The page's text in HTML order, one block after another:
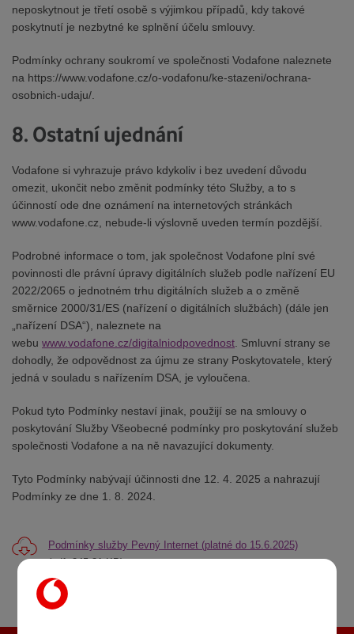
neposkytnout je třetí osobě s výjimkou případů, kdy takové
poskytnutí je nezbytné ke splnění účelu smlouvy.
Podmínky ochrany soukromí ve společnosti Vodafone naleznete
na https://www.vodafone.cz/o-vodafonu/ke-stazeni/ochrana-
osobnich-udaju/.
8. Ostatní ujednání
Vodafone si vyhrazuje právo kdykoliv i bez uvedení důvodu
omezit, ukončit nebo změnit podmínky této Služby, a to s
účinností ode dne oznámení na internetových stránkách
www.vodafone.cz, nebude-li výslovně uveden termín pozdější.
Podrobné informace o tom, jak společnost Vodafone plní své
povinnosti dle právní úpravy digitálních služeb podle nařízení EU
2022/2065 o jednotném trhu digitálních služeb a o změně
směrnice 2000/31/ES (nařízení o digitálních službách) (dále jen
„nařízení DSA“), naleznete na
webu www.vodafone.cz/digitalniodpovednost . Smluvní strany se
dohodly, že odpovědnost za újmu ze strany Poskytovatele, který
jedná v souladu s nařízením DSA, je vyloučena.
Pokud tyto Podmínky nestaví jinak, použijí se na smlouvy o
poskytování Služby Všeobecné podmínky pro poskytování služeb
společnosti Vodafone a na ně navazující dokumenty.
Tyto Podmínky nabývají účinnosti dne 12. 4. 2025 a nahrazují
Podmínky ze dne 1. 8. 2024.
Podmínky služby Pevný Internet (platné do 15.6.2025)
(pdf, 245,31 KB)